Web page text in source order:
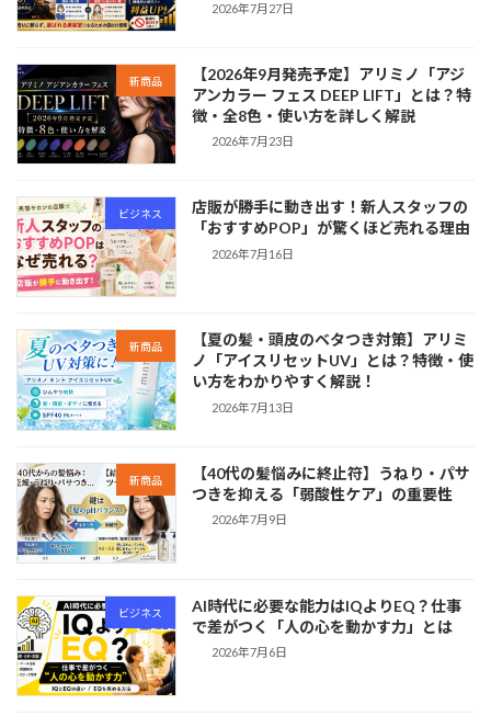
2026年7月27日
新商品
【2026年9月発売予定】アリミノ「アジ
アンカラー フェス DEEP LIFT」とは？特
徴・全8色・使い方を詳しく解説
2026年7月23日
ビジネス
店販が勝手に動き出す！新人スタッフの
「おすすめPOP」が驚くほど売れる理由
2026年7月16日
新商品
【夏の髪・頭皮のベタつき対策】アリミ
ノ「アイスリセットUV」とは？特徴・使
い方をわかりやすく解説！
2026年7月13日
新商品
【40代の髪悩みに終止符】うねり・パサ
つきを抑える「弱酸性ケア」の重要性
2026年7月9日
ビジネス
AI時代に必要な能力はIQよりEQ？仕事
で差がつく「人の心を動かす力」とは
2026年7月6日